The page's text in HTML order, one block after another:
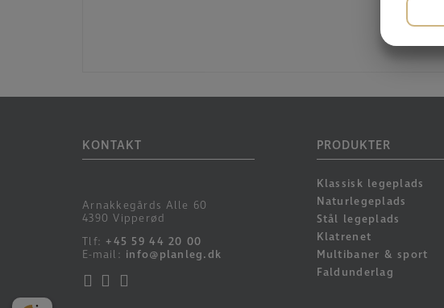
KONTAKT
Arnakkegårds Alle 60
4390 Vipperød
Tlf: +45 59 44 20 00
E-mail: info@planleg.dk
PRODUKTER
Klassisk legeplads
Naturlegeplads
Stål legeplads
Klatrenet
Multibaner & sport
Faldunderlag